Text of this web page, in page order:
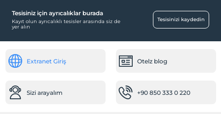
OtelOfis Hizmetleri
Ücretsiz
Okey takımı
Tesisiniz için ayrıcalıklar burada
Kayıt olun ayrıcalıklı tesisler arasında siz de
yer alın
Tesisinizi kaydedin
Extranet Giriş Otelz blog
Sizi arayalım +90 850 333 0 220